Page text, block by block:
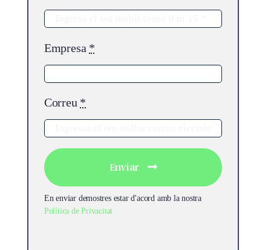
Empresa *
Correu *
Enviar
En enviar demostres estar d'acord amb la nostra
Política de Privacitat